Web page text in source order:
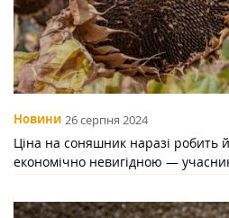
Новини 26 серпня 2024
Ціна на соняшник наразі робить
економічно невигідною —